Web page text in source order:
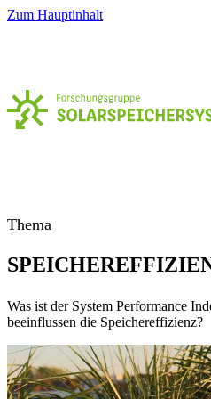
Zum Hauptinhalt
Thema
Was ist der System Performance
beeinflussen die Speichereffizienz?